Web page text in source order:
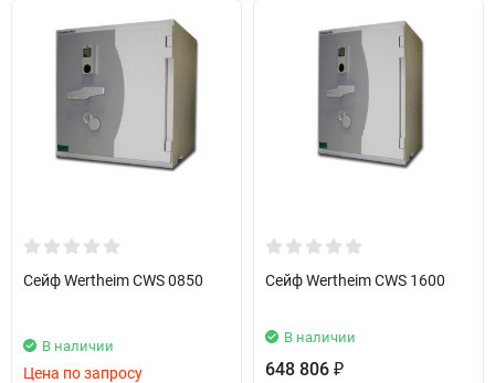
Сейф Wertheim CWS 0850
В наличии
Цена по запросу
Сейф Wertheim CWS 1600
В наличии
648 806 ₽